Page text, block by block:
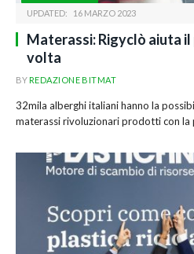
UPDATED: 16 MARZO 2023
Materassi: Rigyclò aiuta
volta
BYREDAZIONE BITMAT
32mila alberghi italiani hanno la
materassi rivoluzionari prodotti con la